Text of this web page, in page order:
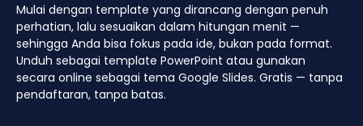
Mulai dengan template yang dirancang dengan penuh
perhatian, lalu sesuaikan dalam hitungan menit —
sehingga Anda bisa fokus pada ide, bukan pada format.
Unduh sebagai template PowerPoint atau gunakan
secara online sebagai tema Google Slides. Gratis — tanpa
pendaftaran, tanpa batas.